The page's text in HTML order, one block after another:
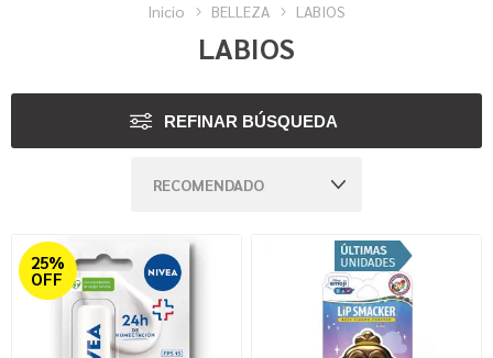
Inicio BELLEZA LABIOS
LABIOS
REFINAR BÚSQUEDA
25%
OFF